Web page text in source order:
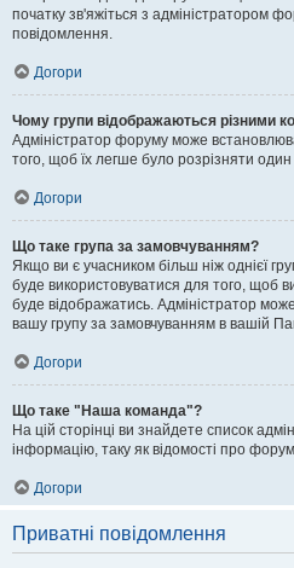
початку зв'яжіться з адміністратором
повідомлення.
Догори
Чому групи відображаються різними
Адміністратор форуму може
того, щоб їх легше було розрізняти один
Догори
Що таке група за замовчуванням?
Якщо ви є учасником більш ніж однієї
буде використовуватися для того, щоб
буде відображатись. Адміністратор
вашу групу за замовчуванням в вашій
Догори
Що таке "Наша команда"?
На цій сторінці ви знайдете список
інформацію, таку як відомості про
Догори
Приватні повідомлення